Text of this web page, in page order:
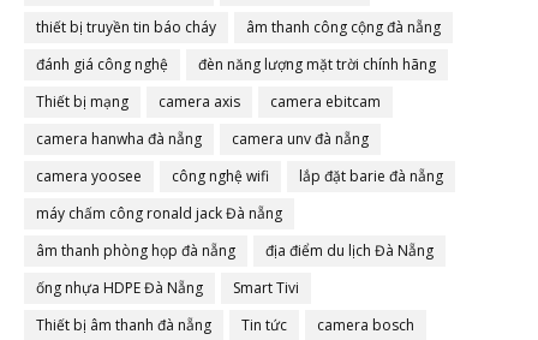
thiết bị truyền tin báo cháy
âm thanh công cộng đà nẵng
đánh giá công nghệ
đèn năng lượng mặt trời chính hãng
Thiết bị mạng
camera axis
camera ebitcam
camera hanwha đà nẵng
camera unv đà nẵng
camera yoosee
công nghệ wifi
lắp đặt barie đà nẵng
máy chấm công ronald jack Đà nẵng
âm thanh phòng họp đà nẵng
địa điểm du lịch Đà Nẵng
ống nhựa HDPE Đà Nẵng
Smart Tivi
Thiết bị âm thanh đà nẵng
Tin tức
camera bosch